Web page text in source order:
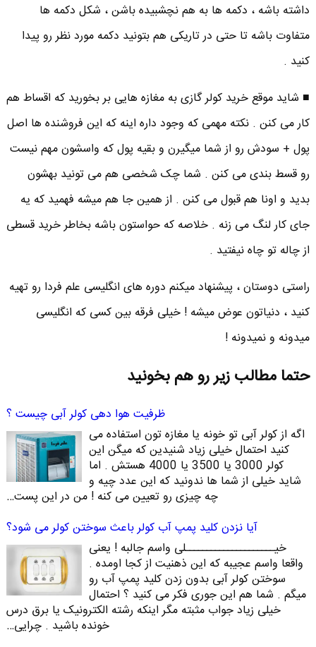
داشته باشه ، دکمه ها به هم نچشبیده باشن ، شکل دکمه ها
متفاوت باشه تا حتی در تاریکی هم بتونید دکمه مورد نظر رو پیدا
کنید .
■ شاید موقع خرید کولر گازی به مغازه هایی بر بخورید که اقساط هم
کار می کنن . نکته مهمی که وجود داره اینه که این فروشنده ها اصل
پول + سودش رو از شما میگیرن و بقیه پول که واسشون مهم نیست
رو قسط بندی می کنن . شما چک شخصی هم می تونید بهشون
بدید و اونا هم قبول می کنن . از همین جا هم میشه فهمید که یه
جای کار لنگ می زنه . خلاصه که حواستون باشه بخاطر خرید قسطی
از چاله تو چاه نیفتید .
راستی دوستان ، پیشنهاد میکنم دوره های انگلیسی علم فردا رو تهیه
کنید ، دنیاتون عوض میشه ! خیلی فرقه بین کسی که انگلیسی
میدونه و نمیدونه !
حتما مطالب زیر رو هم بخونید
ظرفیت هوا دهی کولر آبی چیست ؟
اگه از کولر آبی تو خونه یا مغازه تون استفاده می
کنید احتمال خیلی زیاد شنیدین که میگن این
کولر 3000 یا 3500 یا 4000 هستش . اما
شاید خیلی از شما ها ندونید که این عدد چیه و
چه چیزی رو تعیین می کنه ! من در این پست…
آیا نزدن کلید پمپ آب کولر باعث سوختن کولر می شود؟
خیـــــــــــــــــــــلی واسم جالبه ! یعنی
واقعا واسم عجیبه که این ذهنیت از کجا اومده .
سوختن کولر آبی بدون زدن کلید پمپ آب رو
میگم . شما هم این جوری فکر می کنید ؟ احتمال
خیلی زیاد جواب مثبته مگر اینکه رشته الکترونیک یا برق درس
خونده باشید . چرایی…